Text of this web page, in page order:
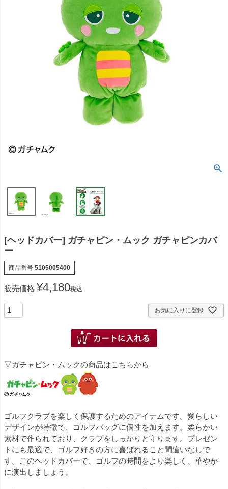
[ヘッドカバー] ガチャピン・ムック ガチャピンカバ
ー
商品番号 5105005400
販売価格 ¥4,180税込
お気に入りに登録
▽ガチャピン・ムックの商品はこちらから
ゴルフクラブを楽しく保護するためのアイテムです。愛らしい
デザインが特徴で、ゴルフバッグに個性を加えます。柔らかい
素材で作られており、クラブをしっかりと守ります。プレゼン
トにも最適で、ゴルフ好きの方に喜ばれること間違いなしで
す。このヘッドカバーで、ゴルフの時間をより楽しく、華やか
に演出しましょう。